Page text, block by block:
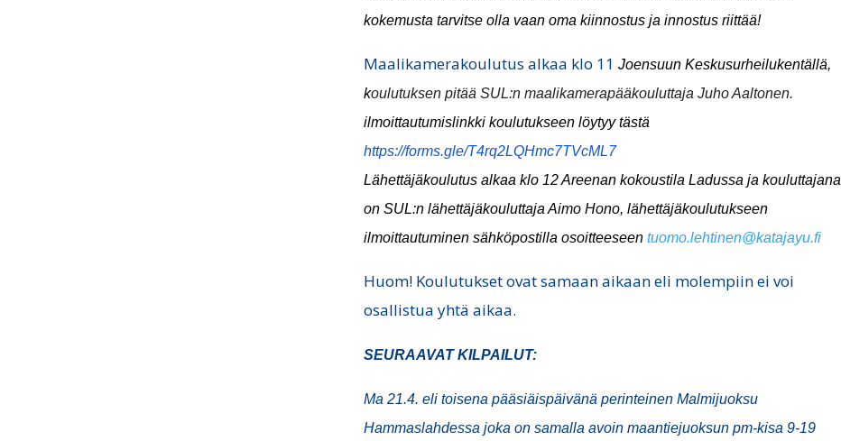
kokemusta tarvitse olla vaan oma kiinnostus ja innostus riittää!
Maalikamerakoulutus alkaa klo 11Joensuun Keskusurheilukentällä,
koulutuksen pitää SUL:n maalikamerapääkouluttaja Juho Aaltonen.
ilmoittautumislinkki koulutukseen löytyy tästä
https://forms.gle/T4rq2LQHmc7TVcML7
Lähettäjäkoulutus alkaa klo 12 Areenan kokoustila Ladussa ja kouluttajana
on SUL:n lähettäjäkouluttajaAimo Hono, lähettäjäkoulutukseen
ilmoittautuminensähköpostillaosoitteeseentuomo.lehtinen@katajayu.fi
Huom! Koulutukset ovat samaan aikaan eli molempiin ei voi
osallistua yhtä aikaa.
SEURAAVAT KILPAILUT:
Ma 21.4. eli toisena pääsiäispäivänä perinteinen Malmijuoksu
Hammaslahdessa joka on samalla avoin maantiejuoksun pm-kisa 9-19